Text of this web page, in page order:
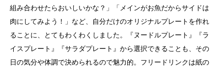
組み合わせたらおいしいかな？」「メインがお魚だからサイドは
肉にしてみよう！」など、自分だけのオリジナルプレートを作れ
ることに、とてもわくわくしました。『ヌードルプレート』『ラ
イスプレート』『サラダプレート』から選択できることも、その
日の気分や体調で決められるので魅力的。フリードリンクは紙の